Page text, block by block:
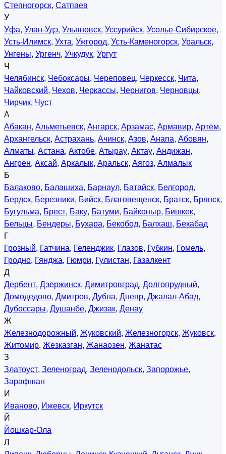
Степногорск, Сатпаев
У
Уфа, Улан-Удэ, Ульяновск, Уссурийск, Усолье-Сибирское,
Усть-Илимск, Ухта, Ужгород, Усть-Каменогорск, Уральск,
Унгены, Ургенч, Учкудук, Ургут
Ч
Челябинск, Чебоксары, Череповец, Черкесск, Чита,
Чайковский, Чехов, Черкассы, Чернигов, Черновцы,
Чирчик, Чуст
А
Абакан, Альметьевск, Ангарск, Арзамас, Армавир, Артём,
Архангельск, Астрахань, Ачинск, Азов, Анапа, Абовян,
Алматы, Астана, Актобе, Атырау, Актау, Андижан,
Ангрен, Аксай, Аркалык, Аральск, Аягоз, Алмалык
Б
Балаково, Балашиха, Барнаул, Батайск, Белгород,
Бердск, Березники, Бийск, Благовещенск, Братск, Брянск,
Бугульма, Брест, Баку, Батуми, Байконыр, Бишкек,
Бельцы, Бендеры, Бухара, Бекобод, Балхаш, Бекабад
Г
Грозный, Гатчина, Геленджик, Глазов, Губкин, Гомель,
Гродно, Гянджа, Гюмри, Гулистан, Газалкент
Д
Дербент, Дзержинск, Димитровград, Долгопрудный,
Домодедово, Дмитров, Дубна, Днепр, Джалал-Абад,
Дубоссары, Душанбе, Джизак, Денау
Ж
Железнодорожный, Жуковский, Железногорск, Жуковск,
Житомир, Жезказган, Жанаозен, Жанатас
З
Златоуст, Зеленоград, Зеленодольск, Запорожье,
Зарафшан
И
Иваново, Ижевск, Иркутск
Й
Йошкар-Ола
Л